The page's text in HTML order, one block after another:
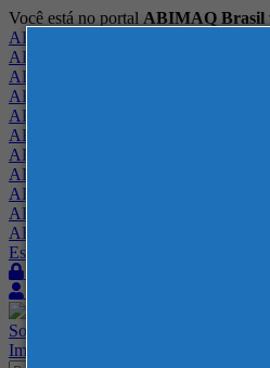
Você está no portal ABIMAQ Brasil
ABIMAQ Brasil
ABIMAQ Minas Gerais
ABIMAQ Norte-Nordeste
ABIMAQ Paraná
ABIMAQ Piracicaba
ABIMAQ Ribeirão Preto
ABIMAQ Rio de Janeiro
ABIMAQ Rio Grande do Sul
ABIMAQ Santa Catarina
ABIMAQ São Paulo
ABIMAQ Vale do Paraíba
Escritório de Relações Governamentais
Sobre
Imprensa